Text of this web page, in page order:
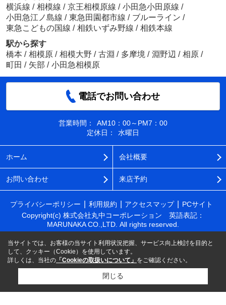
横浜線 / 相模線 / 京王相模原線 / 小田急小田原線 /
小田急江ノ島線 / 東急田園都市線 / ブルーライン /
東急こどもの国線 / 相鉄いずみ野線 / 相鉄本線
駅から探す
橋本 / 相模原 / 相模大野 / 古淵 / 多摩境 / 淵野辺 / 相原 /
町田 / 矢部 / 小田急相模原
電話でお問い合わせ
営業時間：
AM10：00～PM7：00
定休日：
水曜日
ホーム 会社概要
お問い合わせ 来店予約
プライバシーポリシー 利用規約 アクセスマップ
PCサイト
Copyright(c) 株式会社丸中コーポレーション 英語表記：
MARUNAKA CO.,LTD. All rights reserved.
当サイトでは、お客様の当サイト利用状況把握、サービス向上検討を目的と
して、クッキー（Cookie）を使用しています。
詳しくは、当社の 「Cookieの取扱いについて」 をご確認ください。
閉じる